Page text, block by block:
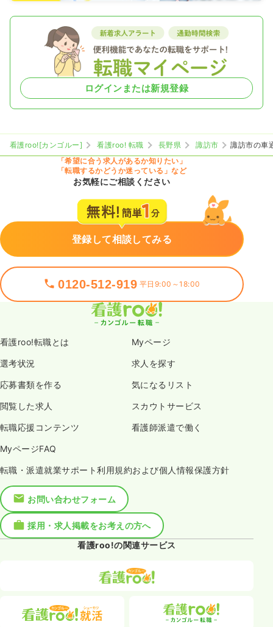
ログインまたは新規登録
看護roo![カンゴルー] 看護roo! 転職 長野県 諏訪市
諏訪市の車
「希望に合う求人があるか知りたい」
「転職するかどうか迷っている」など
お気軽にご相談ください
登録して相談してみる
0120-512-919 平日9:00～18:00
看護roo!転職とは Myページ
選考状況 求人を探す
応募書類を作る 気になるリスト
閲覧した求人 スカウトサービス
転職応援コンテンツ 看護師派遣で働く
MyページFAQ
転職・派遣就業サポート利用規約および個人情報保護方針
お問い合わせフォーム
採用・求人掲載をお考えの方へ
看護roo!の関連サービス